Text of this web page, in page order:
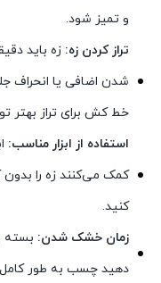
و تمیز شود.
تراز کردن زه: زه باید
شدن اضافی یا انحراف
خط کش برای تراز بهتر
استفاده از ابزار مناسب:
کمک می‌کنند زه را
کنید.
زمان خشک شدن: بسته
دهید چسب به طور